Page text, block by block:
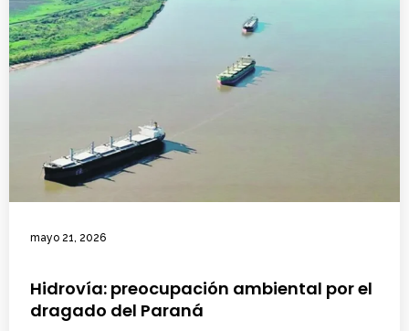
mayo 21, 2026
Hidrovía: preocupación ambiental por el
dragado del Paraná